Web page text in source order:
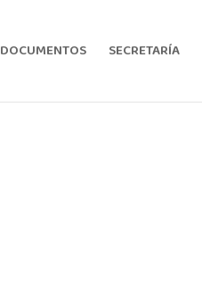
DOCUMENTOS SECRETARÍA